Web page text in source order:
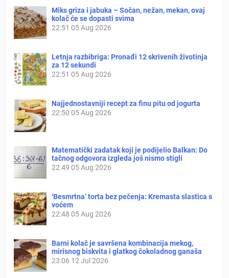
Miks griza i jabuka – Sočan, nežan, mekan, ovaj
kolač će se dopasti svima
22:51 05 Aug 2026
Letnja razbibriga: Pronađi 12 skrivenih životinja
za 12 sekundi
22:51 05 Aug 2026
Najjednostavniji recept za finu pitu od jogurta
22:50 05 Aug 2026
Matematički zadatak koji je podijelio Balkan: Do
tačnog odgovora izgleda još nismo stigli
22:49 05 Aug 2026
‘Besmrtna’ torta bez pečenja: Kremasta slastica s
voćem
22:48 05 Aug 2026
Barni kolač je savršena kombinacija mekog,
mirisnog biskvita i glatkog čokoladnog ganaša
23:06 12 Jul 2026